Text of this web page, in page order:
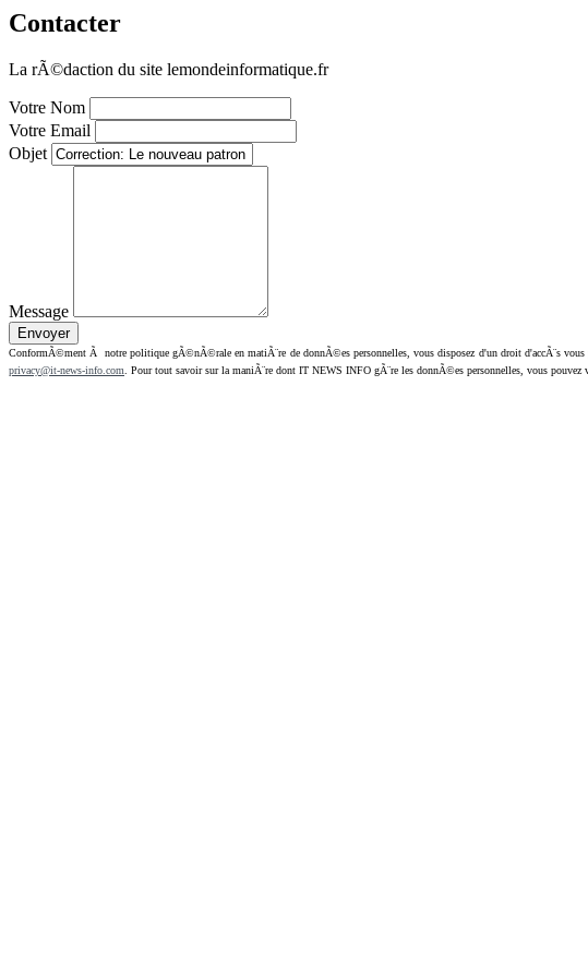
Contacter
La rÃ©daction du site lemondeinformatique.fr
Votre Nom
Votre Email
Objet
Message
ConformÃ©ment Ã notre politique gÃ©nÃ©rale en matiÃ¨re de donnÃ©es personnelles, vous disposez d'un droit d'accÃ¨s
privacy@it-news-info.com . Pour tout savoir sur la maniÃ¨re dont IT NEWS INFO gÃ¨re les donnÃ©es personnelles, vous